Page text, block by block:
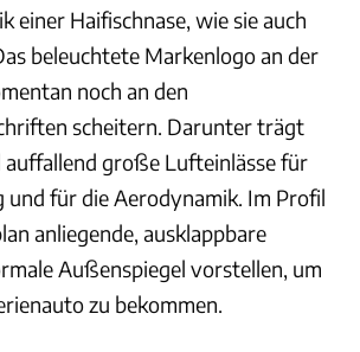
einer Haifischnase, wie sie auch
beleuchtete Markenlogo an der
noch an den
scheitern. Darunter trägt
auffallend große Lufteinlässe für
für die Aerodynamik. Im Profil
anliegende, ausklappbare
Außenspiegel vorstellen, um
zu bekommen.